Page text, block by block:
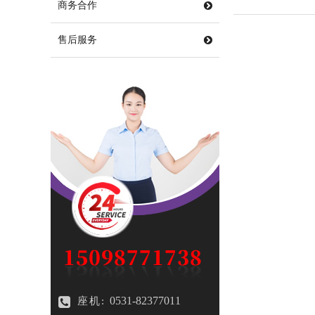
商务合作
售后服务
座机: 0531-82377011